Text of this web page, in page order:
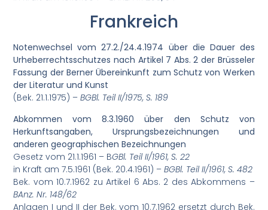
Frankreich
Notenwechsel vom 27.2./24.4.1974 über die Dauer des
Urheberrechtsschutzes nach Artikel 7 Abs. 2 der Brüsseler
Fassung der Berner Übereinkunft zum Schutz von Werken
der Literatur und Kunst
(Bek. 21.1.1975) –BGBl. Teil II/1975, S. 189
Abkommen vom 8.3.1960 über den Schutz von
Herkunftsangaben, Ursprungsbezeichnungen und
anderen geographischen Bezeichnungen
Gesetz vom 21.1.1961 – BGBl. Teil II/1961, S. 22
in Kraft am 7.5.1961 (Bek. 20.4.1961) –BGBl. Teil II/1961, S. 482
Bek. vom 10.7.1962 zu Artikel 6 Abs. 2 des Abkommens –
BAnz. Nr. 148/62
Anlagen I und II der Bek. vom 10.7.1962 ersetzt durch Bek.